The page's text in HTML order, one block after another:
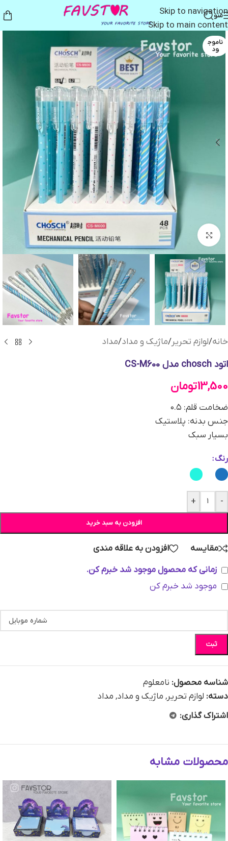
Skip to navigation
Skip to main content
منو
ناموج
ود
بزرگنمایی تصویر
خانه/لوازم تحریر/ماژیک و مداد/مداد
اتود chosch مدل CS-M600
13,500تومان
ضخامت قلم: ۰.۵
جنس بدنه: پلاستیک
بسیار سبک
رنگ
-
+
افزودن به سبد خرید
مقایسه
افزودن به علاقه مندی
زمانی که محصول موجود شد خبرم کن.
موجود شد خبرم کن
ثبت
شناسه محصول: نامعلوم
دسته: لوازم تحریر, ماژیک و مداد, مداد
اشتراک گذاری:
محصولات مشابه